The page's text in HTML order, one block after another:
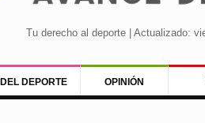
Tu derecho al deporte | Actualizado:
DEPORTE OPINIÓN